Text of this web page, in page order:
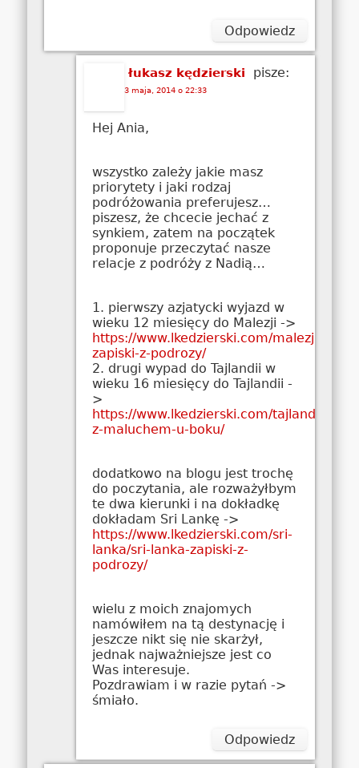
Odpowiedz
łukasz kędzierski pisze:
3 maja, 2014 o 22:33
Hej Ania,
wszystko zależy jakie masz
priorytety i jaki rodzaj
podróżowania preferujesz…
piszesz, że chcecie jechać z
synkiem, zatem na początek
proponuje przeczytać nasze
relacje z podróży z Nadią…
1. pierwszy azjatycki wyjazd w
wieku 12 miesięcy do Malezji ->
https://www.lkedzierski.com/malezja/
zapiski-z-podrozy/
2. drugi wypad do Tajlandii w
wieku 16 miesięcy do Tajlandii -
>
https://www.lkedzierski.com/tajlandia/
z-maluchem-u-boku/
dodatkowo na blogu jest trochę
do poczytania, ale rozważyłbym
te dwa kierunki i na dokładkę
dokładam Sri Lankę ->
https://www.lkedzierski.com/sri-
lanka/sri-lanka-zapiski-z-
podrozy/
wielu z moich znajomych
namówiłem na tą destynację i
jeszcze nikt się nie skarżył,
jednak najważniejsze jest co
Was interesuje.
Pozdrawiam i w razie pytań ->
śmiało.
Odpowiedz